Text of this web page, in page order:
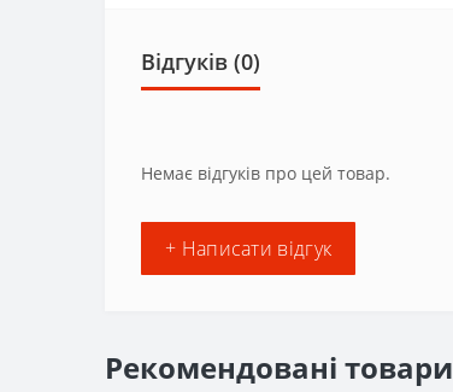
Відгуків (0)
Немає відгуків про цей товар.
+ Написати відгук
Рекомендовані товари